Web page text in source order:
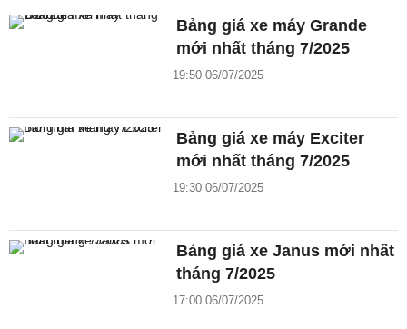
Bảng giá xe máy Grande
mới nhất tháng 7/2025
19:50 06/07/2025
Bảng giá xe máy Exciter
mới nhất tháng 7/2025
19:30 06/07/2025
Bảng giá xe Janus mới nhất
tháng 7/2025
17:00 06/07/2025